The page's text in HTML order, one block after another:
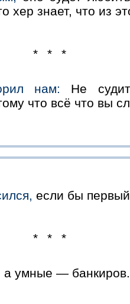
хер знает, что из
* * *
нам: Не
что всё что вы
если бы
* * *
а умные — банкиров.